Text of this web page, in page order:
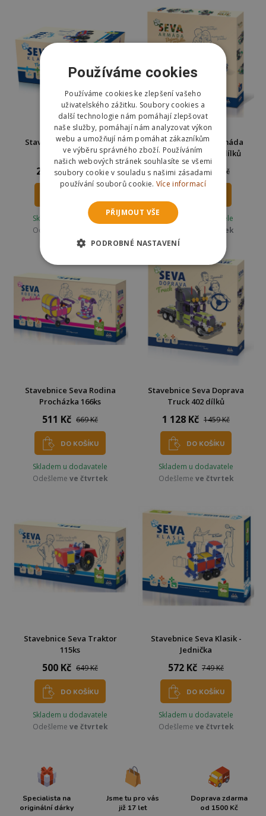
DOPRAVA ZDARMA
Stavebnice Seva Klasik -
Největší
2 048 Kč 2649 Kč
Skladem u dodavatele
Odešleme
Stavebnice Seva Armáda
Bojová vozidla 436 dílků
1 197 Kč 1549 Kč
Skladem u dodavatele
ve čtvrtek
Stavebnice Seva Rodina
Procházka 166ks
511 Kč 669 Kč
DO KOŠÍKU
Skladem u dodavatele
Odešleme ve čtvrtek
Stavebnice Seva Doprava
Truck 402 dílků
1 128 Kč 1459 Kč
DO KOŠÍKU
Skladem u dodavatele
Odešleme ve čtvrtek
Stavebnice Seva Traktor
115ks
500 Kč 649 Kč
DO KOŠÍKU
Skladem u dodavatele
Odešleme ve čtvrtek
Stavebnice Seva Klasik -
Jednička
572 Kč 749 Kč
DO KOŠÍKU
Skladem u dodavatele
Odešleme ve čtvrtek
Specialista na
originální dárky
Jsme tu pro vás
již 17 let
Doprava zdarma
od 1500 Kč
Používáme cookies
Používáme cookies ke zlepšení vašeho
uživatelského zážitku. Soubory cookies a
další technologie nám pomáhají zlepšovat
naše služby, pomáhají nám analyzovat výkon
webu a umožňují nám pomáhat zákazníkům
ve výběru správného zboží. Používáním
našich webových stránek souhlasíte se všemi
soubory cookie v souladu s našimi zásadami
používání souborů cookie. Více informací
PŘIJMOUT VŠE
PODROBNÉ NASTAVENÍ